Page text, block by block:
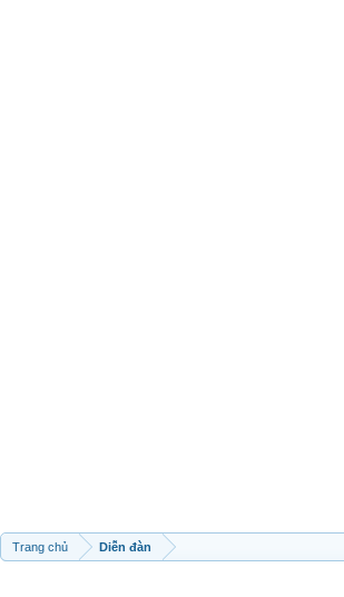
Trang chủ Diễn đàn